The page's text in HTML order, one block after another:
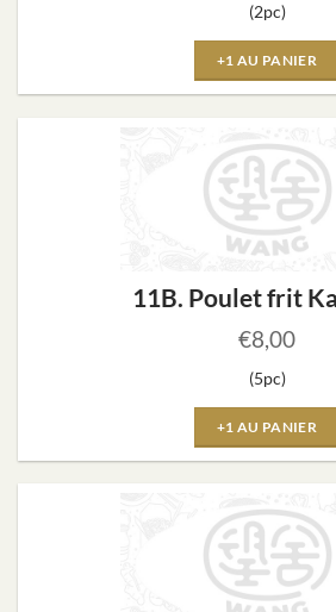
(2pc)
+1 AU PANIER
11B. Poulet frit
€8,00
(5pc)
+1 AU PANIER